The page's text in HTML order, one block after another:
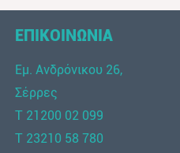
ΕΠΙΚΟΙΝΩΝΙΑ
Εμ. Ανδρόνικου 26,
Σέρρες
Τ 21200 02 099
Τ 23210 58 780